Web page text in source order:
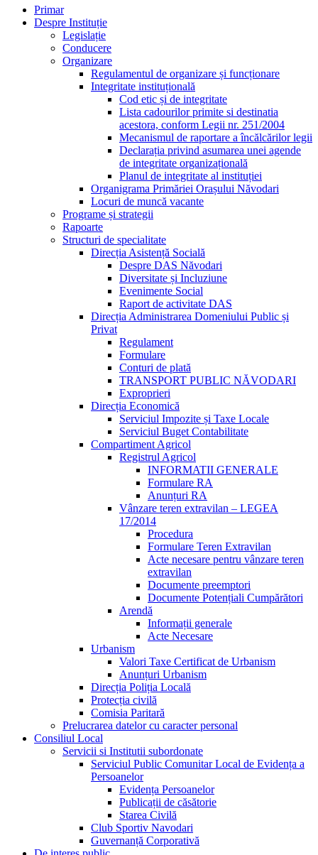
Primar
Despre Instituție
Legislație
Conducere
Organizare
Regulamentul de organizare și funcționare
Integritate instituțională
Cod etic și de integritate
Lista cadourilor primite si destinatia
acestora, conform Legii nr. 251/2004
Mecanismul de raportare a încălcărilor legii
Declarația privind asumarea unei agende
de integritate organizațională
Planul de integritate al instituției
Organigrama Primăriei Orașului Năvodari
Locuri de muncă vacante
Programe și strategii
Rapoarte
Structuri de specialitate
Direcția Asistență Socială
Despre DAS Năvodari
Diversitate și Incluziune
Evenimente Social
Raport de activitate DAS
Direcția Administrarea Domeniului Public și
Privat
Regulament
Formulare
Conturi de plată
TRANSPORT PUBLIC NĂVODARI
Exproprieri
Direcția Economică
Serviciul Impozite și Taxe Locale
Serviciul Buget Contabilitate
Compartiment Agricol
Registrul Agricol
INFORMATII GENERALE
Formulare RA
Anunțuri RA
Vânzare teren extravilan – LEGEA
17/2014
Procedura
Formulare Teren Extravilan
Acte necesare pentru vânzare teren
extravilan
Documente preemptori
Documente Potențiali Cumpărători
Arendă
Informații generale
Acte Necesare
Urbanism
Valori Taxe Certificat de Urbanism
Anunțuri Urbanism
Direcția Poliția Locală
Protecția civilă
Comisia Paritară
Prelucrarea datelor cu caracter personal
Consiliul Local
Servicii si Institutii subordonate
Serviciul Public Comunitar Local de Evidența a
Persoanelor
Evidența Persoanelor
Publicații de căsătorie
Starea Civilă
Club Sportiv Navodari
Guvernanță Corporativă